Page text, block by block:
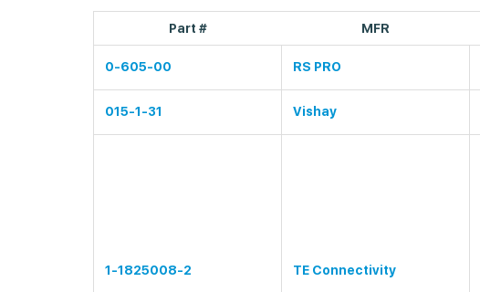
Part # MFR
0-605-00 RS PRO
015-1-31 Vishay
1-1825008-2 TE Connectivity